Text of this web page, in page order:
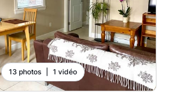
13 photos 1 vidéo